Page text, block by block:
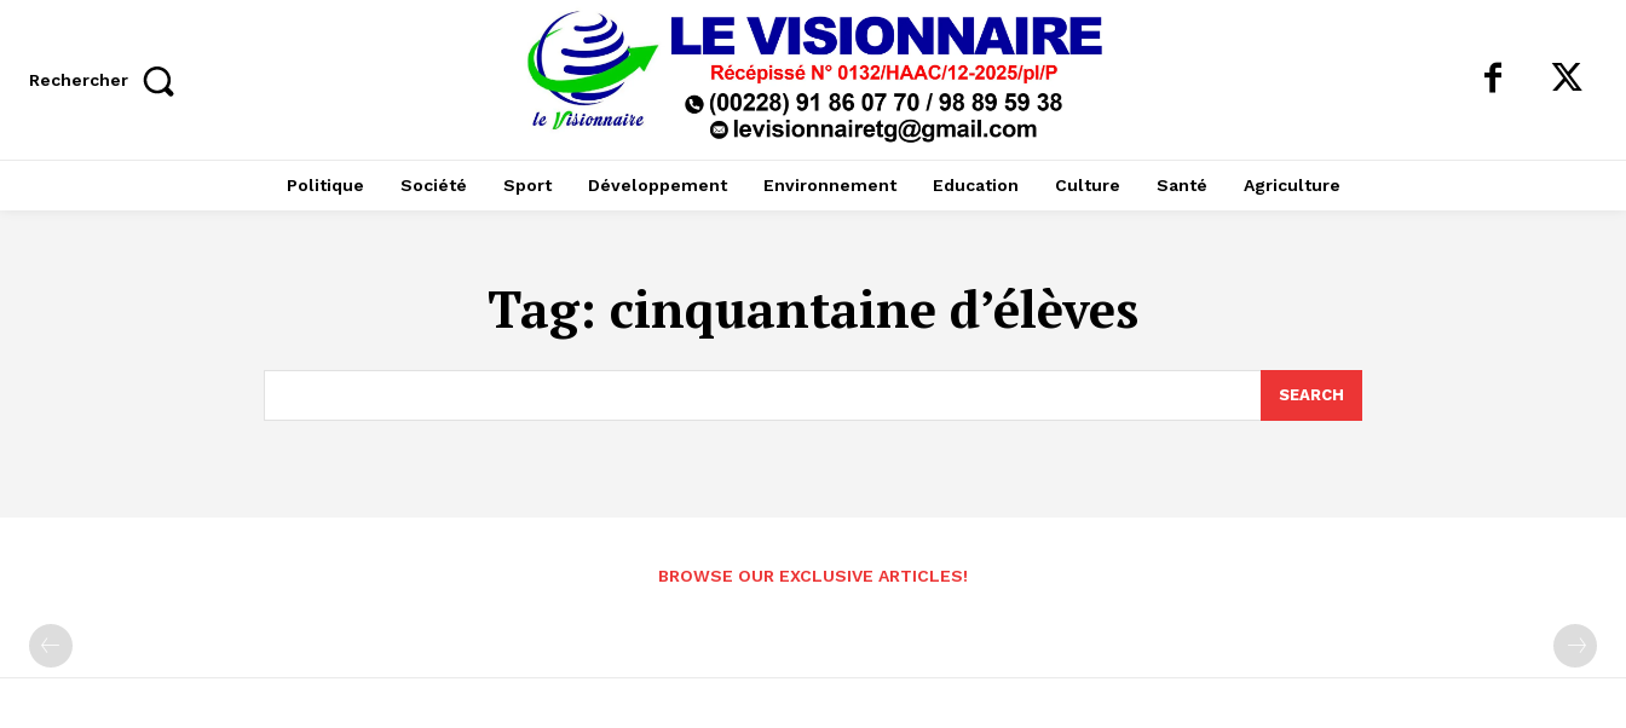
Rechercher
Politique Société Sport Développement Environnement Education Culture Santé Agriculture
Tag: cinquantaine d’élèves
SEARCH
BROWSE OUR EXCLUSIVE ARTICLES!